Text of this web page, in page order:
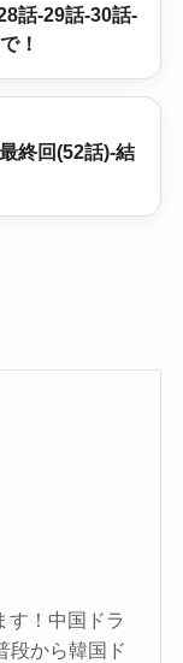
話-29話-30話-
！
終回(52話)-結
す！中国ドラ
段から韓国ド